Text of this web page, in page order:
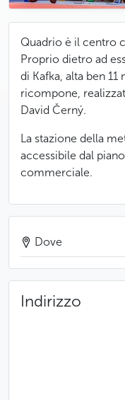
Quadrio è il centro
Proprio dietro ad
di Kafka, alta ben
ricompone,
David Černý.
La stazione della
accessibile dal
commerciale.
Dove
Indirizzo